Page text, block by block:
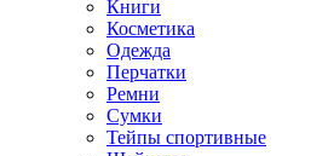
Книги
Косметика
Одежда
Перчатки
Ремни
Сумки
Тейпы спортивные